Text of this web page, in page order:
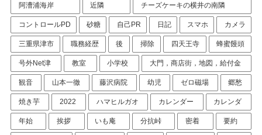
阿漕浦海岸 近隣 チーズケーキの横井の南隣
コントロールPD 砂糖 自己PR 日記 スマホ カメラ
三重県津市 職務経歴 後 掃除 四天王寺 蜂蜜饅頭
号外Net津 教室 小学校 大門，商店街，地図，給付金
観音 山本一徹 藤沢病院 幼児 ゼロ磁場 郷愁
焼き芋 2022 ハマヒルガオ カレンダー カレンダ
年始 挨拶 いも庵 分抗峠 密着 要約